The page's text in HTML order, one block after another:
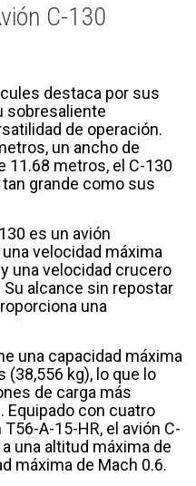
C-130
destaca por sus
sobresaliente
de operación.
un ancho de
11.68 metros, el C-130
grande como sus
es un avión
velocidad máxima
una velocidad crucero
alcance sin repostar
una
una capacidad máxima
(38,556 kg), lo que lo
de carga más
con cuatro
A-15-HR, el avión C-
una altitud máxima de
máxima de Mach 0.6.